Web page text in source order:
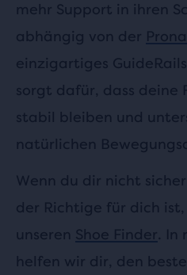
mehr Support in ihren
abhängig von der
einzigartiges
sorgt dafür, dass deine
stabil bleiben und
natürlichen
Wenn du dir nicht
der Richtige für dich
unseren Shoe Finder. In
helfen wir dir, den